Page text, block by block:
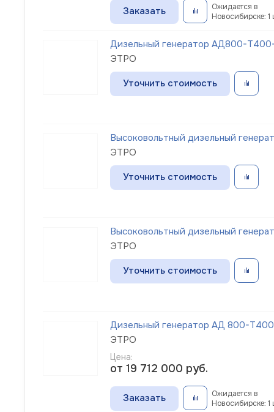
Заказать
Ожидается в
Новосибирске: 1
Дизельный генератор АД800-Т400-
ЭТРО
Уточнить стоимость
Высоковольтный дизельный
ЭТРО
Уточнить стоимость
Высоковольтный дизельный
ЭТРО
Уточнить стоимость
Дизельный генератор АД 800-
ЭТРО
Цена:
от 19 712 000 руб.
Заказать
Ожидается в
Новосибирске: 1